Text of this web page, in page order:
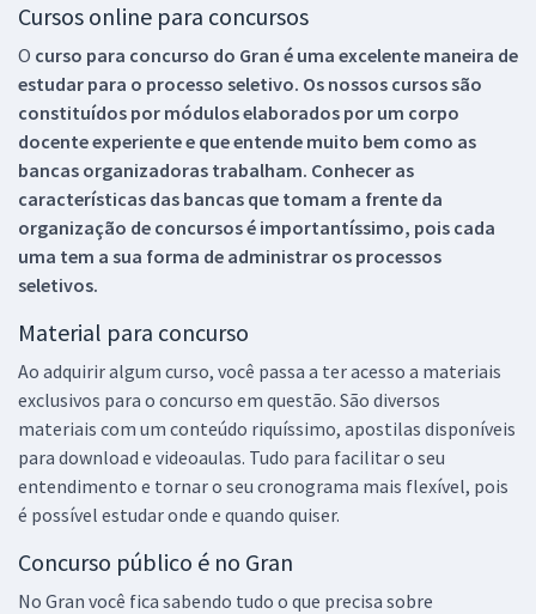
Cursos online para concursos
O curso para concurso do Gran é uma excelente maneira de
estudar para o processo seletivo. Os nossos cursos são
constituídos por módulos elaborados por um corpo
docente experiente e que entende muito bem como as
bancas organizadoras trabalham. Conhecer as
características das bancas que tomam a frente da
organização de concursos é importantíssimo, pois cada
uma tem a sua forma de administrar os processos
seletivos.
Material para concurso
Ao adquirir algum curso, você passa a ter acesso a materiais
exclusivos para o concurso em questão. São diversos
materiais com um conteúdo riquíssimo, apostilas disponíveis
para download e videoaulas. Tudo para facilitar o seu
entendimento e tornar o seu cronograma mais flexível, pois
é possível estudar onde e quando quiser.
Concurso público é no Gran
No Gran você fica sabendo tudo o que precisa sobre